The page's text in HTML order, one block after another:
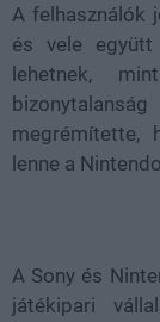
A felhasználók
és vele
lehetnek,
megrémítette,
lenne a
A Sony és
játékipari